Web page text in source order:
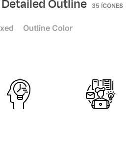
Outline 35 ÍCONES
Outline Color